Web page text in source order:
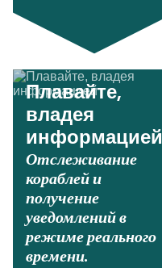
Плавайте,
владея
информацией
Отслеживание
кораблей и
получение
уведомлений в
режиме реального
времени.